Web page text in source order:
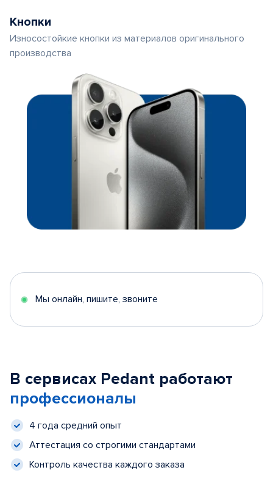
Кнопки
Износостойкие кнопки из материалов оригинального
производства
Мы онлайн, пишите, звоните
В сервисах Pedant работают
профессионалы
4 года средний опыт
Аттестация со строгими стандартами
Контроль качества каждого заказа